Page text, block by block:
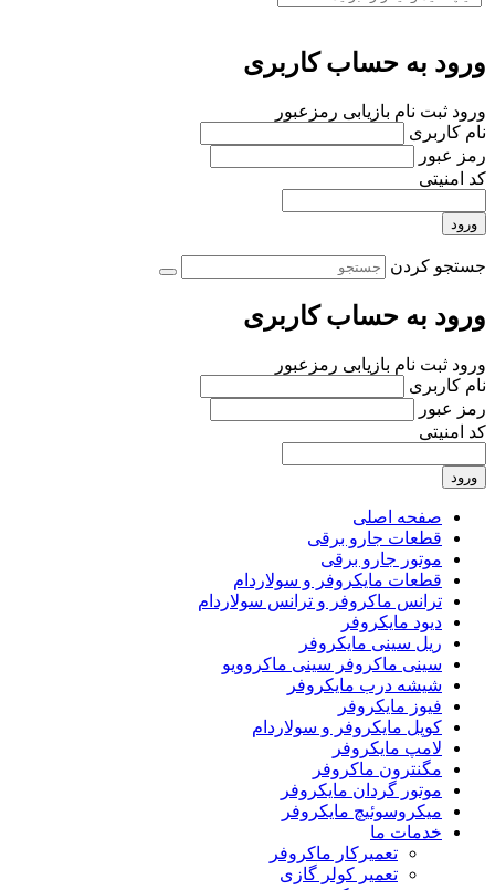
ورود به حساب کاربری
ورود ثبت نام بازیابی رمزعبور
نام کاربری
رمز عبور
کد امنیتی
ورود
جستجو کردن
ورود به حساب کاربری
ورود ثبت نام بازیابی رمزعبور
نام کاربری
رمز عبور
کد امنیتی
ورود
صفحه اصلی
قطعات جارو برقی
موتور جارو برقی
قطعات مایکروفر و سولاردام
ترانس ماکروفر و ترانس سولاردام
دیود مایکروفر
ریل سینی مایکروفر
سینی ماکروفر سینی ماکروویو
شیشه درب مایکروفر
فیوز مایکروفر
کوپل مایکروفر و سولاردام
لامپ مایکروفر
مگنترون ماکروفر
موتور گردان مایکروفر
میکروسوئیچ مایکروفر
خدمات ما
تعمیرکار ماکروفر
تعمیر کولر گازی